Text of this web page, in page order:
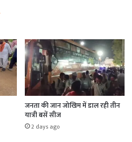
जनता की जान जोखिम में डाल रही तीन
यात्री बसें सीज
2 days ago